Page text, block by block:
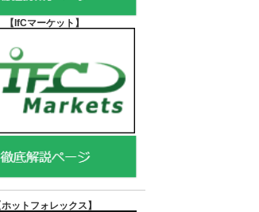
【IfCマーケット 】
ホットフォレックス 】